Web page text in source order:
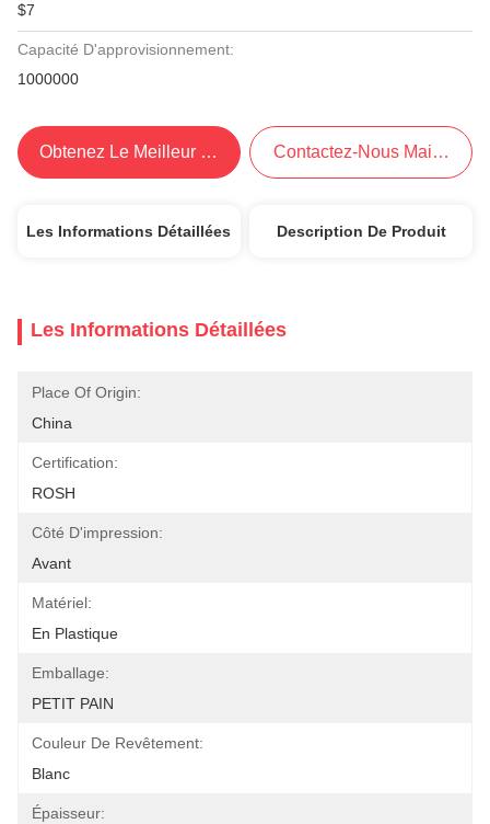
$7
Capacité D'approvisionnement:
1000000
Obtenez Le Meilleur Prix Contactez-Nous Maintenant
Les Informations Détaillées Description De Produit
Les Informations Détaillées
Place Of Origin:
China
Certification:
ROSH
Côté D'impression:
Avant
Matériel:
En Plastique
Emballage:
PETIT PAIN
Couleur De Revêtement:
Blanc
Épaisseur: